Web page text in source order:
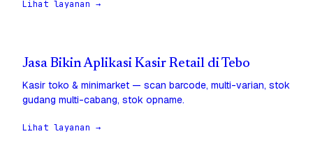
Lihat layanan →
Jasa Bikin Aplikasi Kasir Retail di Tebo
Kasir toko & minimarket — scan barcode, multi-varian, stok
gudang multi-cabang, stok opname.
Lihat layanan →